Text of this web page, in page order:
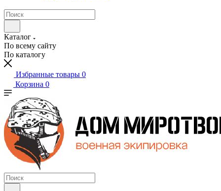
Каталог
По всему сайту
По каталогу
Избранные товары 0
Корзина 0